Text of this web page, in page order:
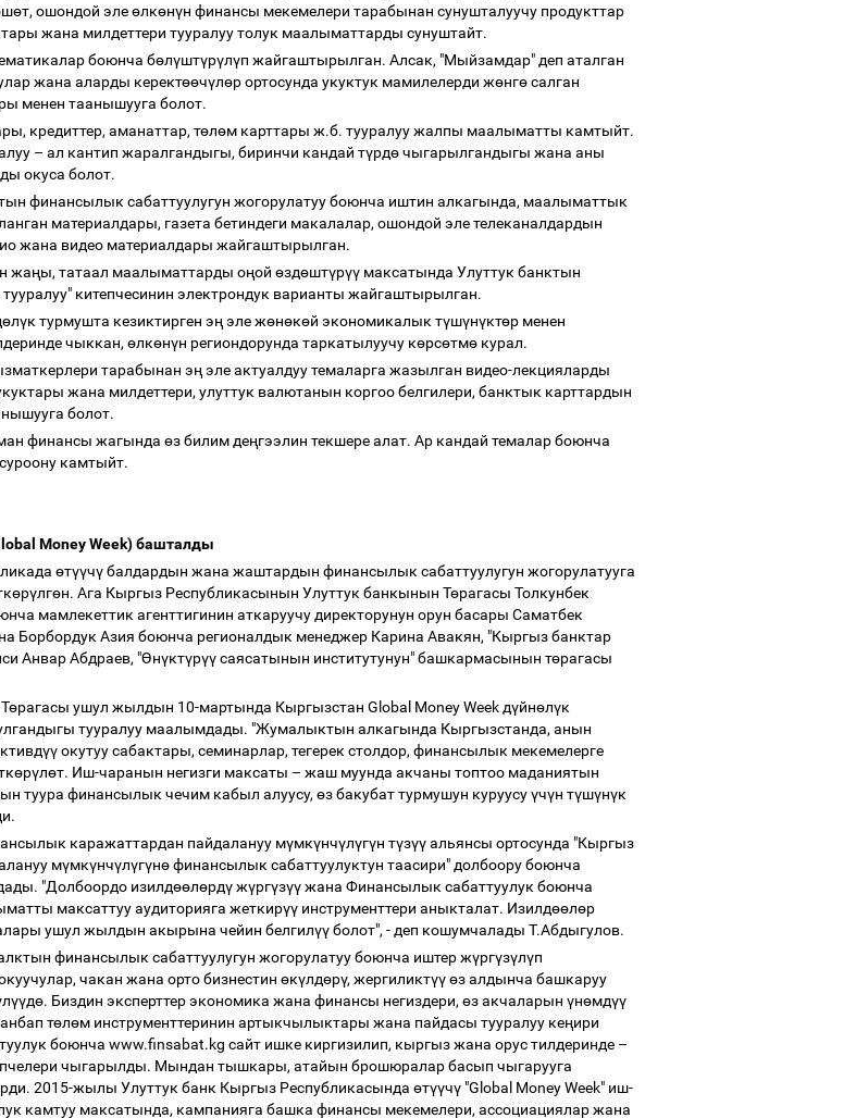
шөт, ошондой элеөлкөнүн финансы мекемелери тарабынан сунушталуучу продукттар
жана милдеттери тууралуу толук маалыматтарды сунуштайт.
боюнча бөлүштүрүлүп жайгаштырылган. Алсак, "Мыйзамдар" деп аталган
жана аларды керектөөчүлөр ортосунда укуктук мамилелерди жөнгөсалган
менен таанышууга болот.
кредиттер, аманаттар, төлөм карттары ж.б. тууралуу жалпы маалыматты камтыйт.
– ал кантип жаралгандыгы, биринчи кандай түрдөчыгарылгандыгы жана аны
окуса болот.
финансылык сабаттуулугун жогорулатуу боюнча иштин алкагында, маалыматтык
материалдары, газета бетиндеги макалалар, ошондой эле телеканалдардын
жана видео материалдары жайгаштырылган.
н жаңы, татаал маалыматтарды оңой өздөштүрүү максатында Улуттук банктын
китепчесинин электрондук варианты жайгаштырылган.
өлүк турмушта кезиктирген эң эле жөнөкөй экономикалык түшүнүктөр менен
чыккан, өлкөнүн региондорунда таркатылуучу көрсөтмө курал.
тарабынан эң эле актуалдуу темаларга жазылган видео-лекцияларды
жана милдеттери, улуттук валютанын коргоо белгилери, банктык карттардын
болот.
финансы жагында өз билим деңгээлин текшере алат. Ар кандай темалар боюнча
камтыйт.
Money Week) башталды
өтүүчүбалдардын жана жаштардын финансылык сабаттуулугун жогорулатууга
өрүлгөн. Ага Кыргыз Республикасынын Улуттук банкынын Төрагасы Толкунбек
мамлекеттик агенттигинин аткаруучу директорунун орун басары Саматбек
Борбордук Азия боюнча регионалдык менеджер Карина Авакян, "Кыргыз банктар
Анвар Абдраев, "Өнүктүрүүсаясатынын институтунун" башкармасынын төрагасы
өрагасы ушул жылдын 10-мартында Кыргызстан Global Money Week дүйнөлүк
тууралуу маалымдады. "Жумалыктын алкагында Кыргызстанда, анын
үүокутуу сабактары, семинарлар, тегерек столдор, финансылык мекемелерге
өрүлөт. Иш-чаранын негизги максаты – жаш муунда акчаны топтоо маданиятын
туура финансылык чечим кабыл алуусу, өз бакубат турмушун куруусуүчүн түшүнүк
каражаттардан пайдалануу мүмкүнчүлүгүн түзүүальянсы ортосунда "Кыргыз
мүмкүнчүлүгүнөфинансылык сабаттуулуктун таасири" долбоору боюнча
"Долбоордо изилдөөлөрдүжүргүзүүжана Финансылык сабаттуулук боюнча
максаттуу аудиторияга жеткирүү инструменттери аныкталат. Изилдөөлөр
ушул жылдын акырына чейин белгилүүболот", - деп кошумчалады Т.Абдыгулов.
финансылык сабаттуулугун жогорулатуу боюнча иштер жүргүзүлүп
чакан жана орто бизнестин өкүлдөрү, жергиликтүүөз алдынча башкаруу
лүүдө. Биздин эксперттер экономика жана финансы негиздери, өз акчаларын үнөмдүү
төлөм инструменттеринин артыкчылыктары жана пайдасы тууралуу кеңири
боюнча www.finsabat.kg сайт ишке киргизилип, кыргыз жана орус тилдеринде –
чыгарылды. Мындан тышкары, атайын брошюралар басып чыгарууга
2015-жылы Улуттук банк Кыргыз Республикасында өтүүчү "Global Money Week" иш-
камтуу максатында, кампанияга башка финансы мекемелери, ассоциациялар жана